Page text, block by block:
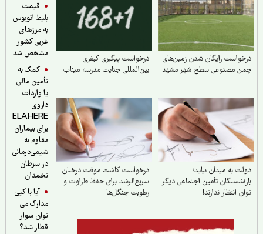
قیمت
بلیط اتوبوس
به مرزهای
غربی کشور
مشخص شد
کمک به
تأمین مالی
یا واردات
داروی
ELAHERE
برای بیماران
مقاوم به
شیمی‌درمانی
در سرطان
تخمدان
آیا با کپی
مدارک می
توان سوار
قطار شد؟
رایگان شدن زمین‌های
مصنوعی سطح شهر مشهد
درخواست پیگیری کیفری
بین‌المللی جنایت مدرسه میناب
به میدان بیاید؛
تأمین اجتماعی دیگر
انتظار ندارند!
درخواست کاشت موقت درختان
سریع‌الرشد برای حفظ طراوت و
رطوبت جنگل‌ها